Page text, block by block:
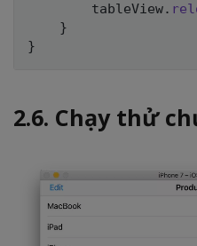
        tableView
.
}
}
2.6. Chạy thử